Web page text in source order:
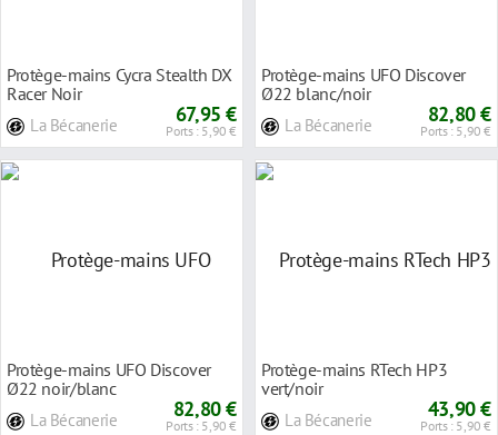
Protège-mains Cycra Stealth DX
Racer Noir
La Bécanerie 67,95 €
Ports : 5,90 €
Protège-mains UFO Discover
Ø22 blanc/noir
La Bécanerie 82,80 €
Ports : 5,90 €
Protège-mains UFO Discover
Ø22 noir/blanc
La Bécanerie 82,80 €
Ports : 5,90 €
Protège-mains RTech HP3
vert/noir
La Bécanerie 43,90 €
Ports : 5,90 €